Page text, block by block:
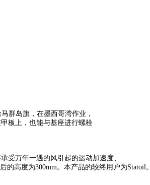
群岛旗，在墨西哥湾作业，
板上，也能与基座进行螺栓
受万年一遇的风引起的运动加速度、
的高度为300mm。本产品的较终用户为Statoil。